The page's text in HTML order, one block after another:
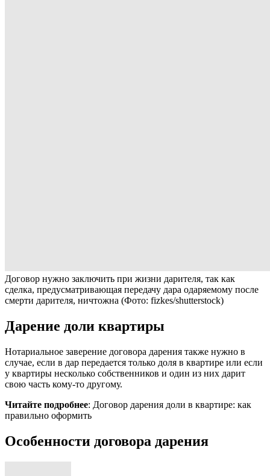
Договор нужно заключить при жизни дарителя, так как
сделка, предусматривающая передачу дара одаряемому после
смерти дарителя, ничтожна (Фото: fizkes/shutterstock)
Дарение доли квартиры
Нотариальное заверение договора дарения также нужно в
случае, если в дар передается только доля в квартире или если
у квартиры несколько собственников и один из них дарит
свою часть кому-то другому.
Читайте подробнее: Договор дарения доли в квартире: как
правильно оформить
Особенности договора дарения